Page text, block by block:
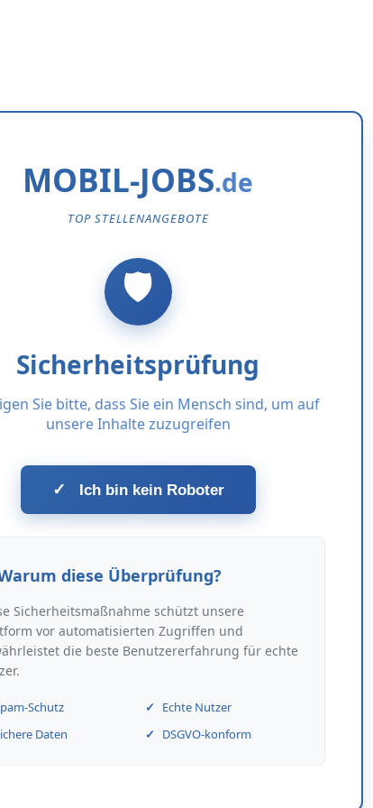
MOBIL-JOBS
TOP STELLENANGEBOTE
Sicherheitsprüfung
Sie bitte, dass Sie ein Mensch sind, um auf
unsere Inhalte zuzugreifen
✓ Ich bin kein Roboter
diese Überprüfung?
Sicherheitsmaßnahme schützt unsere
vor automatisierten Zugriffen und
die beste Benutzererfahrung für echte
Schutz
Echte Nutzer
Daten
DSGVO-konform